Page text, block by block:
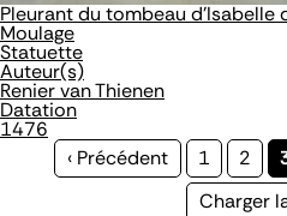
Pleurant du tombeau d'Isabelle
Moulage
Statuette
Auteur(s)
Renier van Thienen
Datation
1476
Page
‹ Précédent Page
1 Page
2
Page
Charger